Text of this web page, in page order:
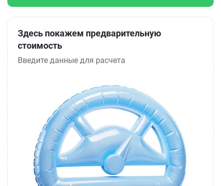
Здесь покажем предварительную
стоимость
Введите данные для расчета